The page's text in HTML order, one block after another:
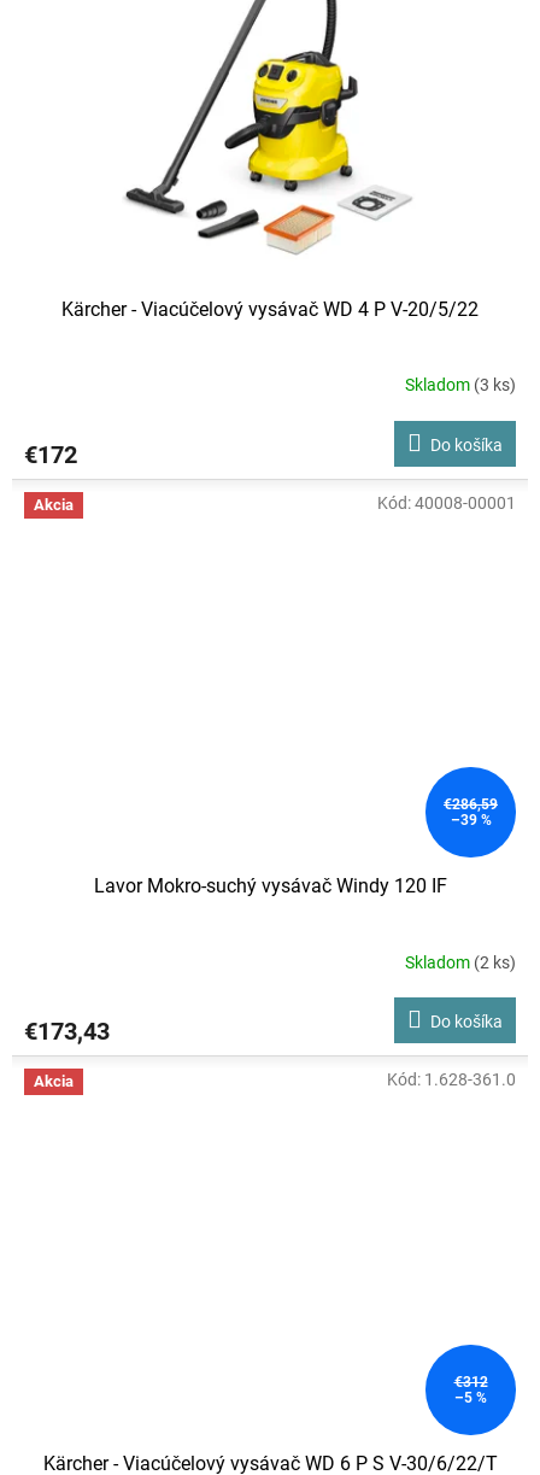
Kärcher - Viacúčelový vysávač WD 4 P V-20/5/22
Skladom (3 ks)
€172 Do košíka
Akcia
€286,59
–39 %
Lavor Mokro-suchý vysávač Windy 120 IF
Skladom (2 ks)
€173,43 Do košíka
Kód:40008-00001
Akcia
€312
–5 %
Kärcher - Viacúčelový vysávač WD 6 P S V-30/6/22/T
Kód: 1.628-361.0